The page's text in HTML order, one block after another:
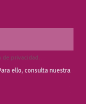
de privacidad .
ello, consulta nuestra